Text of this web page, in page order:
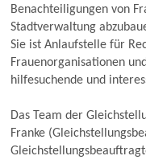
Benachteiligungen von
Stadtverwaltung
Sie ist Anlaufstelle für
Frauenorganisationen
hilfesuchende und
Das Team der
Franke